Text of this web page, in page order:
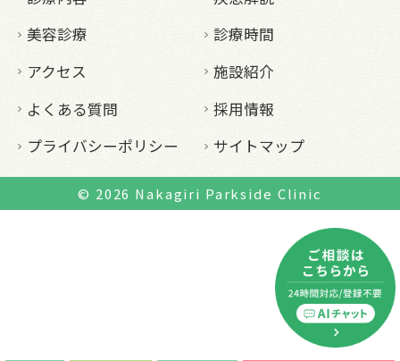
美容診療
診療時間
アクセス
施設紹介
よくある質問
採用情報
プライバシーポリシー
サイトマップ
© 2026 Nakagiri Parkside Clinic